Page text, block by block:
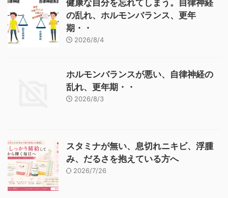
健康な自分を忘れてしまう。自律神経
の乱れ、ホルモンバランス、更年
期・・
2026/8/4
ホルモンバランスが悪い、自律神経の
乱れ、更年期・・
2026/8/3
スタミナが無い、息切れニキビ、浮腫
み、だるさを抱えている方へ
2026/7/26